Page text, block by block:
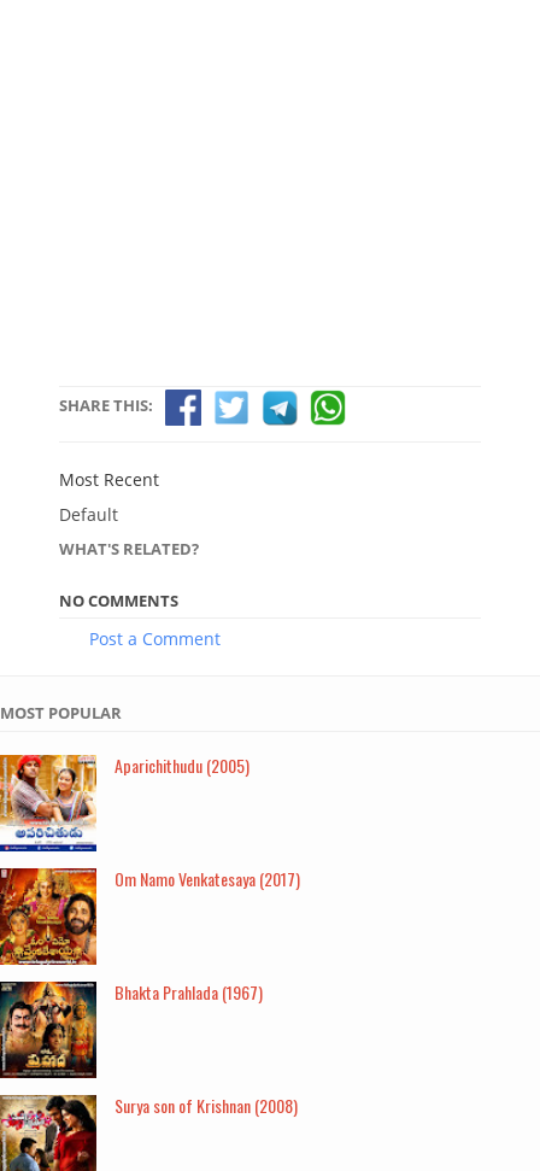
SHARE THIS:
Most Recent
Default
WHAT'S RELATED?
NO COMMENTS
Post a Comment
MOST POPULAR
Aparichithudu (2005)
Om Namo Venkatesaya (2017)
Bhakta Prahlada (1967)
Surya son of Krishnan (2008)